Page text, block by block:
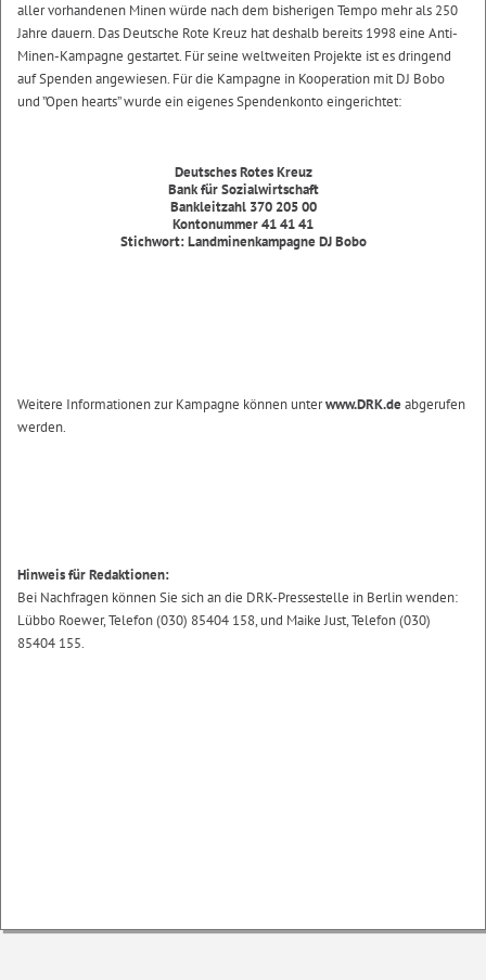
aller vorhandenen Minen würde nach dem bisherigen Tempo mehr als 250
Jahre dauern. Das Deutsche Rote Kreuz hat deshalb bereits 1998 eine Anti-
Minen-Kampagne gestartet. Für seine weltweiten Projekte ist es dringend
auf Spenden angewiesen. Für die Kampagne in Kooperation mit DJ Bobo
und ”Open hearts” wurde ein eigenes Spendenkonto eingerichtet:
Deutsches Rotes Kreuz
Bank für Sozialwirtschaft
Bankleitzahl 370 205 00
Kontonummer 41 41 41
Stichwort: Landminenkampagne DJ Bobo
Weitere Informationen zur Kampagne können unterwww.DRK.deabgerufen
werden.
Hinweis für Redaktionen:
Bei Nachfragen können Sie sich an die DRK-Pressestelle in Berlin wenden:
Lübbo Roewer, Telefon (030) 85404 158, und Maike Just, Telefon (030)
85404 155.